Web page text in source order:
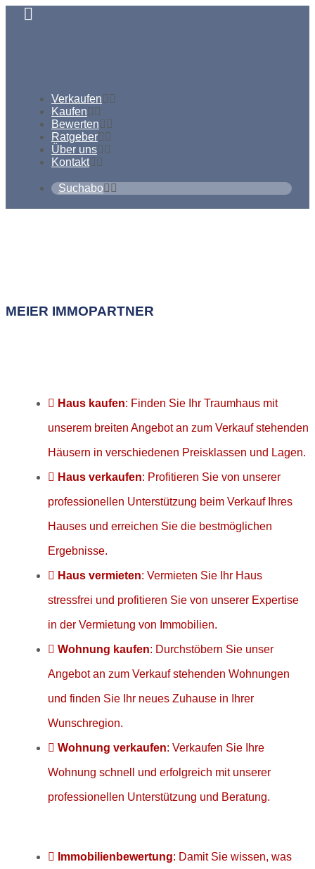
Verkaufen
Kaufen
Bewerten
Ratgeber
Über uns
Kontakt
Suchabo
MEIER IMMOPARTNER
Haus kaufen: Finden Sie Ihr Traumhaus mit
unserem breiten Angebot an zum Verkauf stehenden
Häusern in verschiedenen Preisklassen und Lagen.
Haus verkaufen: Profitieren Sie von unserer
professionellen Unterstützung beim Verkauf Ihres
Hauses und erreichen Sie die bestmöglichen
Ergebnisse.
Haus vermieten: Vermieten Sie Ihr Haus
stressfrei und profitieren Sie von unserer Expertise
in der Vermietung von Immobilien.
Wohnung kaufen: Durchstöbern Sie unser
Angebot an zum Verkauf stehenden Wohnungen
und finden Sie Ihr neues Zuhause in Ihrer
Wunschregion.
Wohnung verkaufen: Verkaufen Sie Ihre
Wohnung schnell und erfolgreich mit unserer
professionellen Unterstützung und Beratung.
Immobilienbewertung: Damit Sie wissen, was